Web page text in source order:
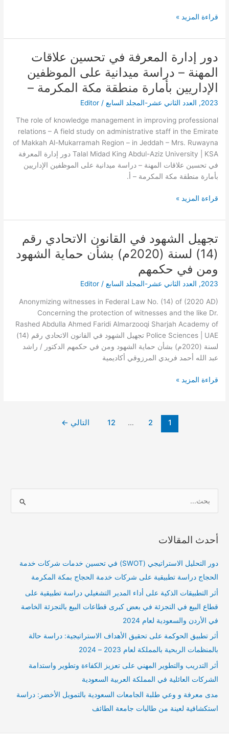
الخرطوم،
قراءة المزيد »
دور إدارة المعرفة في تحسين علاقات
المهنة – دراسة ميدانية على الموظفين
الإداريين بأمارة منطقة مكة المكرمة –
2023
, العدد الثاني عشر-المجلد السابع /
Editor
The role of knowledge management in improving professional
relations – A field study on administrative staff in the Emirate
of Makkah Al-Mukarramah Region – in Jeddah – Mrs. Ruwayna
Talal Midad King Abdul-Aziz University | KSA دور إدارة المعرفة
في تحسين علاقات المهنة – دراسة ميدانية على الموظفين الإداريين
بأمارة منطقة مكة المكرمة – أ.
دور
إدارة
المعرفة
في
تحسين
المهنة
–
دراسة
ميدانية
على
الموظفين
بأمارة
المكرمة
قراءة المزيد »
تجهيل الشهود في القانون الاتحادي رقم
(14) لسنة (2020م) بشأن حماية الشهود
ومن في حكمهم
2023
, العدد الثاني عشر-المجلد السابع /
Editor
Anonymizing witnesses in Federal Law No. (14) of (2020 AD)
Concerning the protection of witnesses and the like Dr.
Rashed Abdulla Ahmed Faridi Almarzooqi Sharjah Academy of
Police Sciences | UAE تجهيل الشهود في القانون الاتحادي رقم (14)
لسنة (2020م) بشأن حماية الشهود ومن في حكمهم الدكتور / راشد
عبد الله أحمد فريدي المرزوقي أكاديمية
تجهيل
الشهود
في
القانون
الاتحادي
(14)
لسنة
(2020م)
بشأن
حماية
الشهود
في
قراءة المزيد »
1
2
…
12 التالي ←
ح
أحدث المقالات
دور التحليل الاستراتيجي (SWOT) في تحسين خدمات شركات خدمة
الحجاج دراسة تطبيقية على شركات خدمة الحجاج بمكة المكرمة
أثر التطبيقات الذكية على أداء المدير التشغيلي دراسة تطبيقية على
قطاع البيع في التجزئة في بعض كبرى قطاعات البيع بالتجزئة الخاصة
في الأردن والسعودية لعام 2024
أثر تطبيق الحوكمة على تحقيق الأهداف الاستراتيجية: دراسة حالة
بالمنظمات الربحية بالمملكة لعام 2023 – 2024
أثر التدريب والتطوير المهني على تعزيز الكفاءة وتطوير واستدامة
الشركات العائلية في المملكة العربية السعودية
مدى معرفة و وعي طلبة الجامعات السعودية بالتمويل الأخضر: دراسة
استكشافية لعينة من طالبات جامعة الطائف